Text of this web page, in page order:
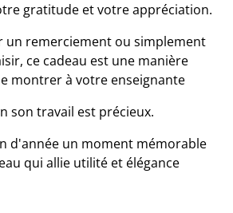
gratitude et votre appréciation.
un remerciement ou simplement
ce cadeau est une manière
montrer à votre enseignante
son travail est précieux.
d'année un moment mémorable
qui allie utilité et élégance